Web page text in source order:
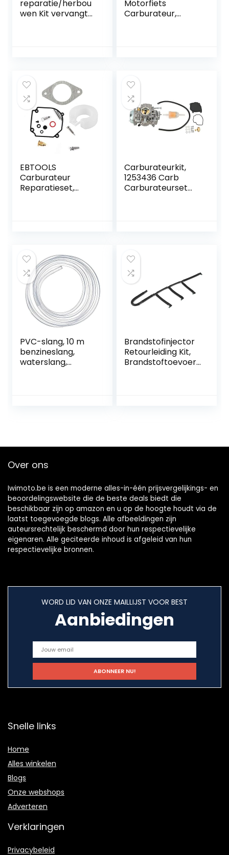
reparatie/herbou
wen Kit vervangt
Motorfiets
Carburateur,
Geschikt voor
YFM350 Warrior
Big Bear KOAIAK
BW 350 Moto4
EBTOOLS
Carburateur
Reparatieset,
Voor C75 / E75 /
C85 90HP Oudere
Model
Carburateurkit,
1253436 Carb
Carburateurset
PVC-slang, 10 m
benzineslang,
waterslang,
Brandstofinjector
Retourleiding Kit,
Brandstoftoevoer
Over ons
Iwimoto.be is een moderne alles-in-één prijsvergelijkings- en
beoordelingswebsite die de beste deals biedt die
beschikbaar zijn op amazon en u op de hoogte houdt via de
laatst toegevoegde blogs. Alle afbeeldingen zijn
auteursrechtelijk beschermd door hun respectievelijke
eigenaren. Alle geciteerde inhoud is afgeleid van hun
respectievelijke bronnen.
WORD LID VAN ONZE MAILLIJST VOOR BEST
Aanbiedingen
Snelle links
Home
Alles winkelen
Blogs
Onze webshops
Adverteren
Verklaringen
Privacybeleid